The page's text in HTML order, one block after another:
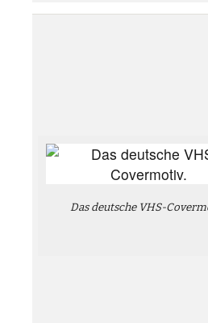
Das deutsche VHS-